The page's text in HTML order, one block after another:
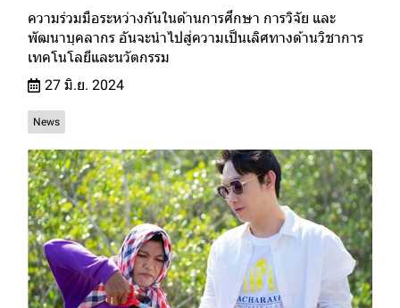
ความร่วมมือระหว่างกันในด้านการศึกษา การวิจัย และ
พัฒนาบุคลากร อันจะนำไปสู่ความเป็นเลิศทางด้านวิชาการ
เทคโนโลยีและนวัตกรรม
27 มิ.ย. 2024
News